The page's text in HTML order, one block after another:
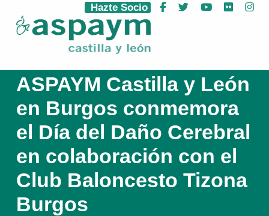
ASPAYM Castilla y León
Hazte Socio Facebook
Twitter YouTube
Flickr
ASPAYM Castilla y León
en Burgos conmemora
el Día del Daño Cerebral
en colaboración con el
Club Baloncesto Tizona
Burgos